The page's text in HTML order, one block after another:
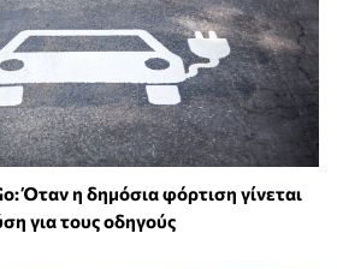
Όταν η δημόσια φόρτιση γίνεται
για τους οδηγούς